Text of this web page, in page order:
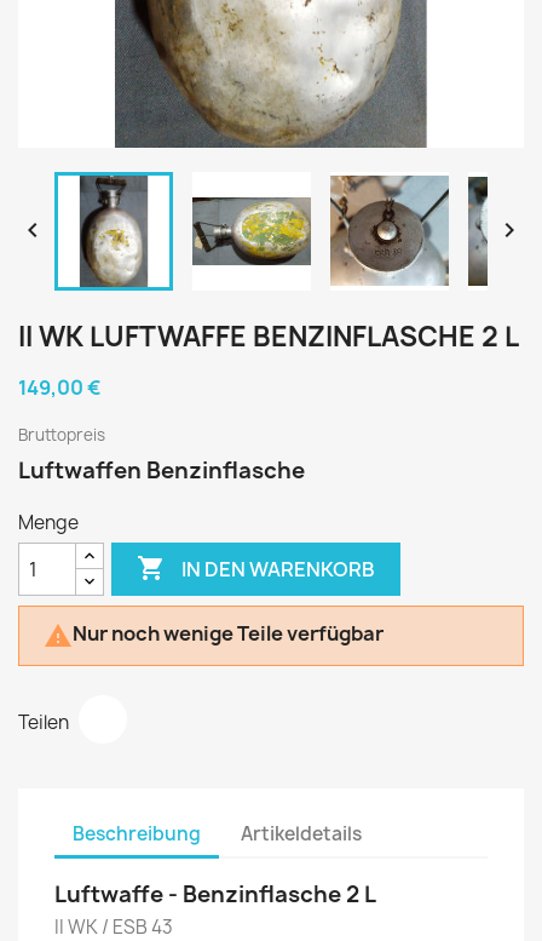
 
II WK LUFTWAFFE BENZINFLASCHE 2 L
149,00 €
Bruttopreis
Luftwaffen Benzinflasche
Menge
 IN DEN WARENKORB
Nur noch wenige Teile verfügbar
Teilen
Beschreibung Artikeldetails
Luftwaffe - Benzinflasche 2 L
II WK / ESB 43